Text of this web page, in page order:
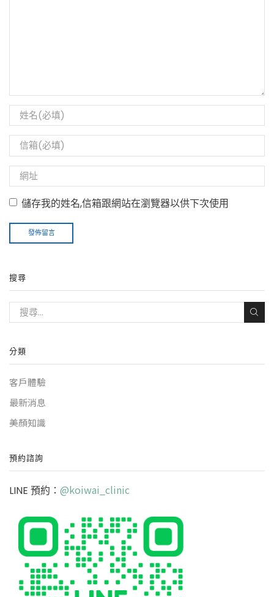
儲存我的姓名,信箱跟網站在瀏覽器以供下次使用
搜尋
分類
客戶體驗
最新消息
美顏知識
預約諮詢
LINE 預約： @koiwai_clinic